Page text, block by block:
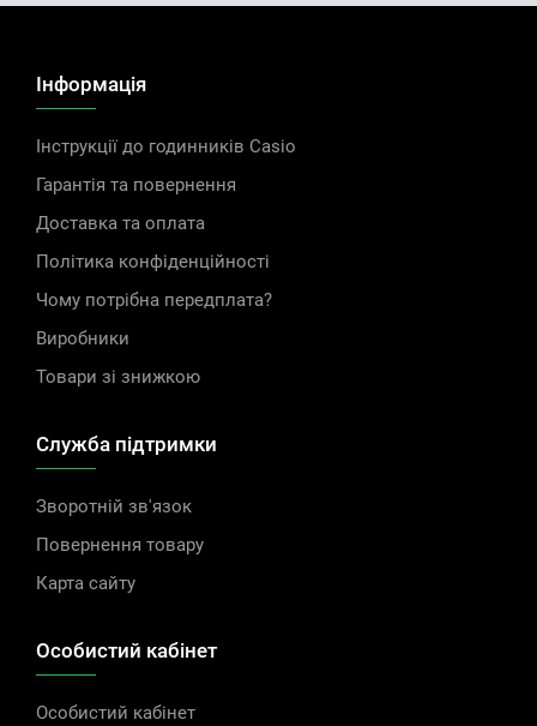
Інформація
Інструкції до годинників Casio
Гарантія та повернення
Доставка та оплата
Політика конфіденційності
Чому потрібна передплата?
Виробники
Товари зі знижкою
Служба підтримки
Зворотній зв'язок
Повернення товару
Карта сайту
Особистий кабінет
Особистий кабінет